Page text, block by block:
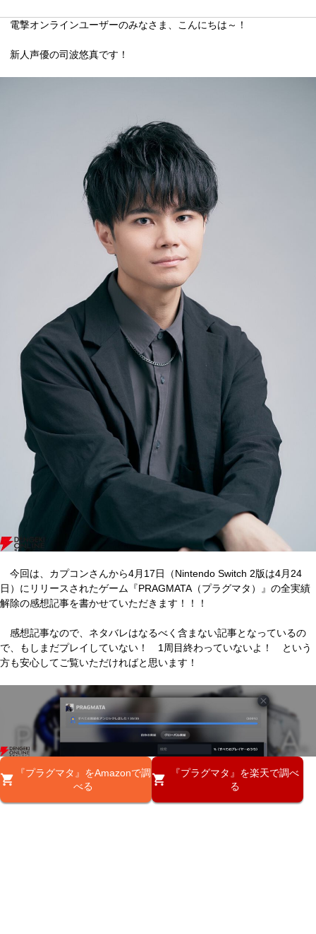
電撃オンラインユーザーのみなさま、こんにちは～！
新人声優の司波悠真です！
今回は、カプコンさんから4月17日（Nintendo Switch 2版は4月24
日）にリリースされたゲーム『PRAGMATA（プラグマタ）』の全実績
解除の感想記事を書かせていただきます！！！
感想記事なので、ネタバレはなるべく含まない記事となっているの
で、もしまだプレイしていない！ 1周目終わっていないよ！ という
方も安心してご覧いただければと思います！
『プラグマタ』をAmazonで調
べる
『プラグマタ』を楽天で調べ
る